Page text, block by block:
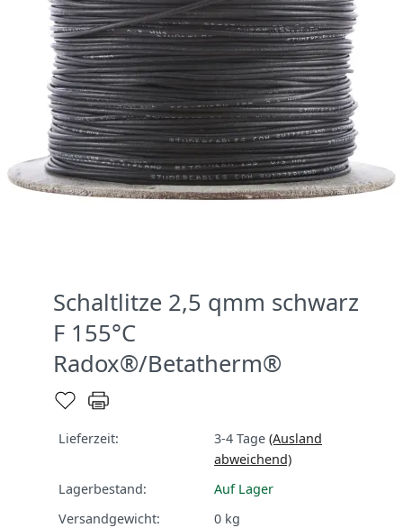
Schaltlitze 2,5 qmm schwarz
F 155°C
Radox®/Betatherm®
Lieferzeit: 3-4 Tage (Ausland
abweichend)
Lagerbestand:
Auf Lager
Versandgewicht:
0 kg